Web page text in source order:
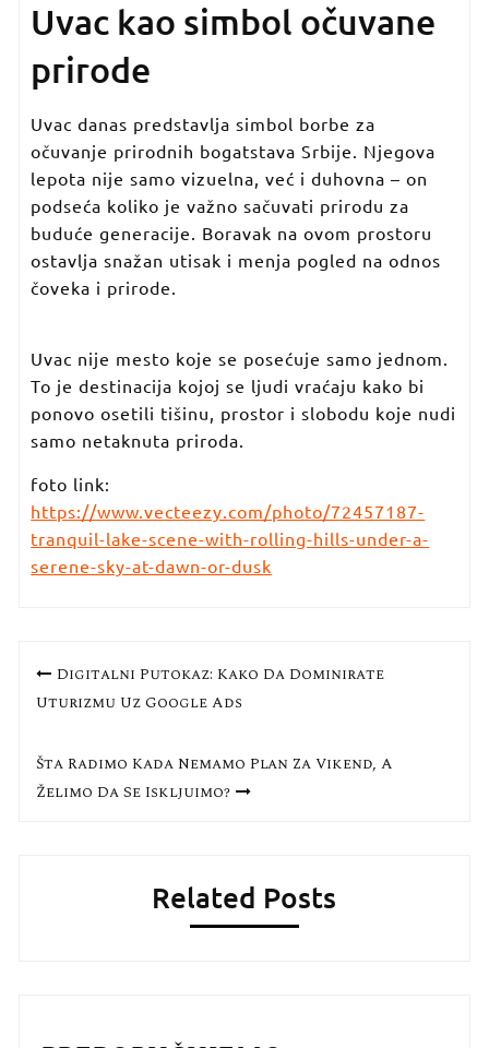
Uvac kao simbol očuvane
prirode
Uvac danas predstavlja simbol borbe za
očuvanje prirodnih bogatstava Srbije. Njegova
lepota nije samo vizuelna, već i duhovna – on
podseća koliko je važno sačuvati prirodu za
buduće generacije. Boravak na ovom prostoru
ostavlja snažan utisak i menja pogled na odnos
čoveka i prirode.
Uvac nije mesto koje se posećuje samo jednom.
To je destinacija kojoj se ljudi vraćaju kako bi
ponovo osetili tišinu, prostor i slobodu koje nudi
samo netaknuta priroda.
foto link:
https://www.vecteezy.com/photo/72457187-
tranquil-lake-scene-with-rolling-hills-under-a-
serene-sky-at-dawn-or-dusk
Кретање
чланка
Digitalni Putokaz: Kako Da Dominirate
Uturizmu Uz Google Ads
Šta Radimo Kada Nemamo Plan Za Vikend, A
Želimo Da Se Isključimo?
Related Posts